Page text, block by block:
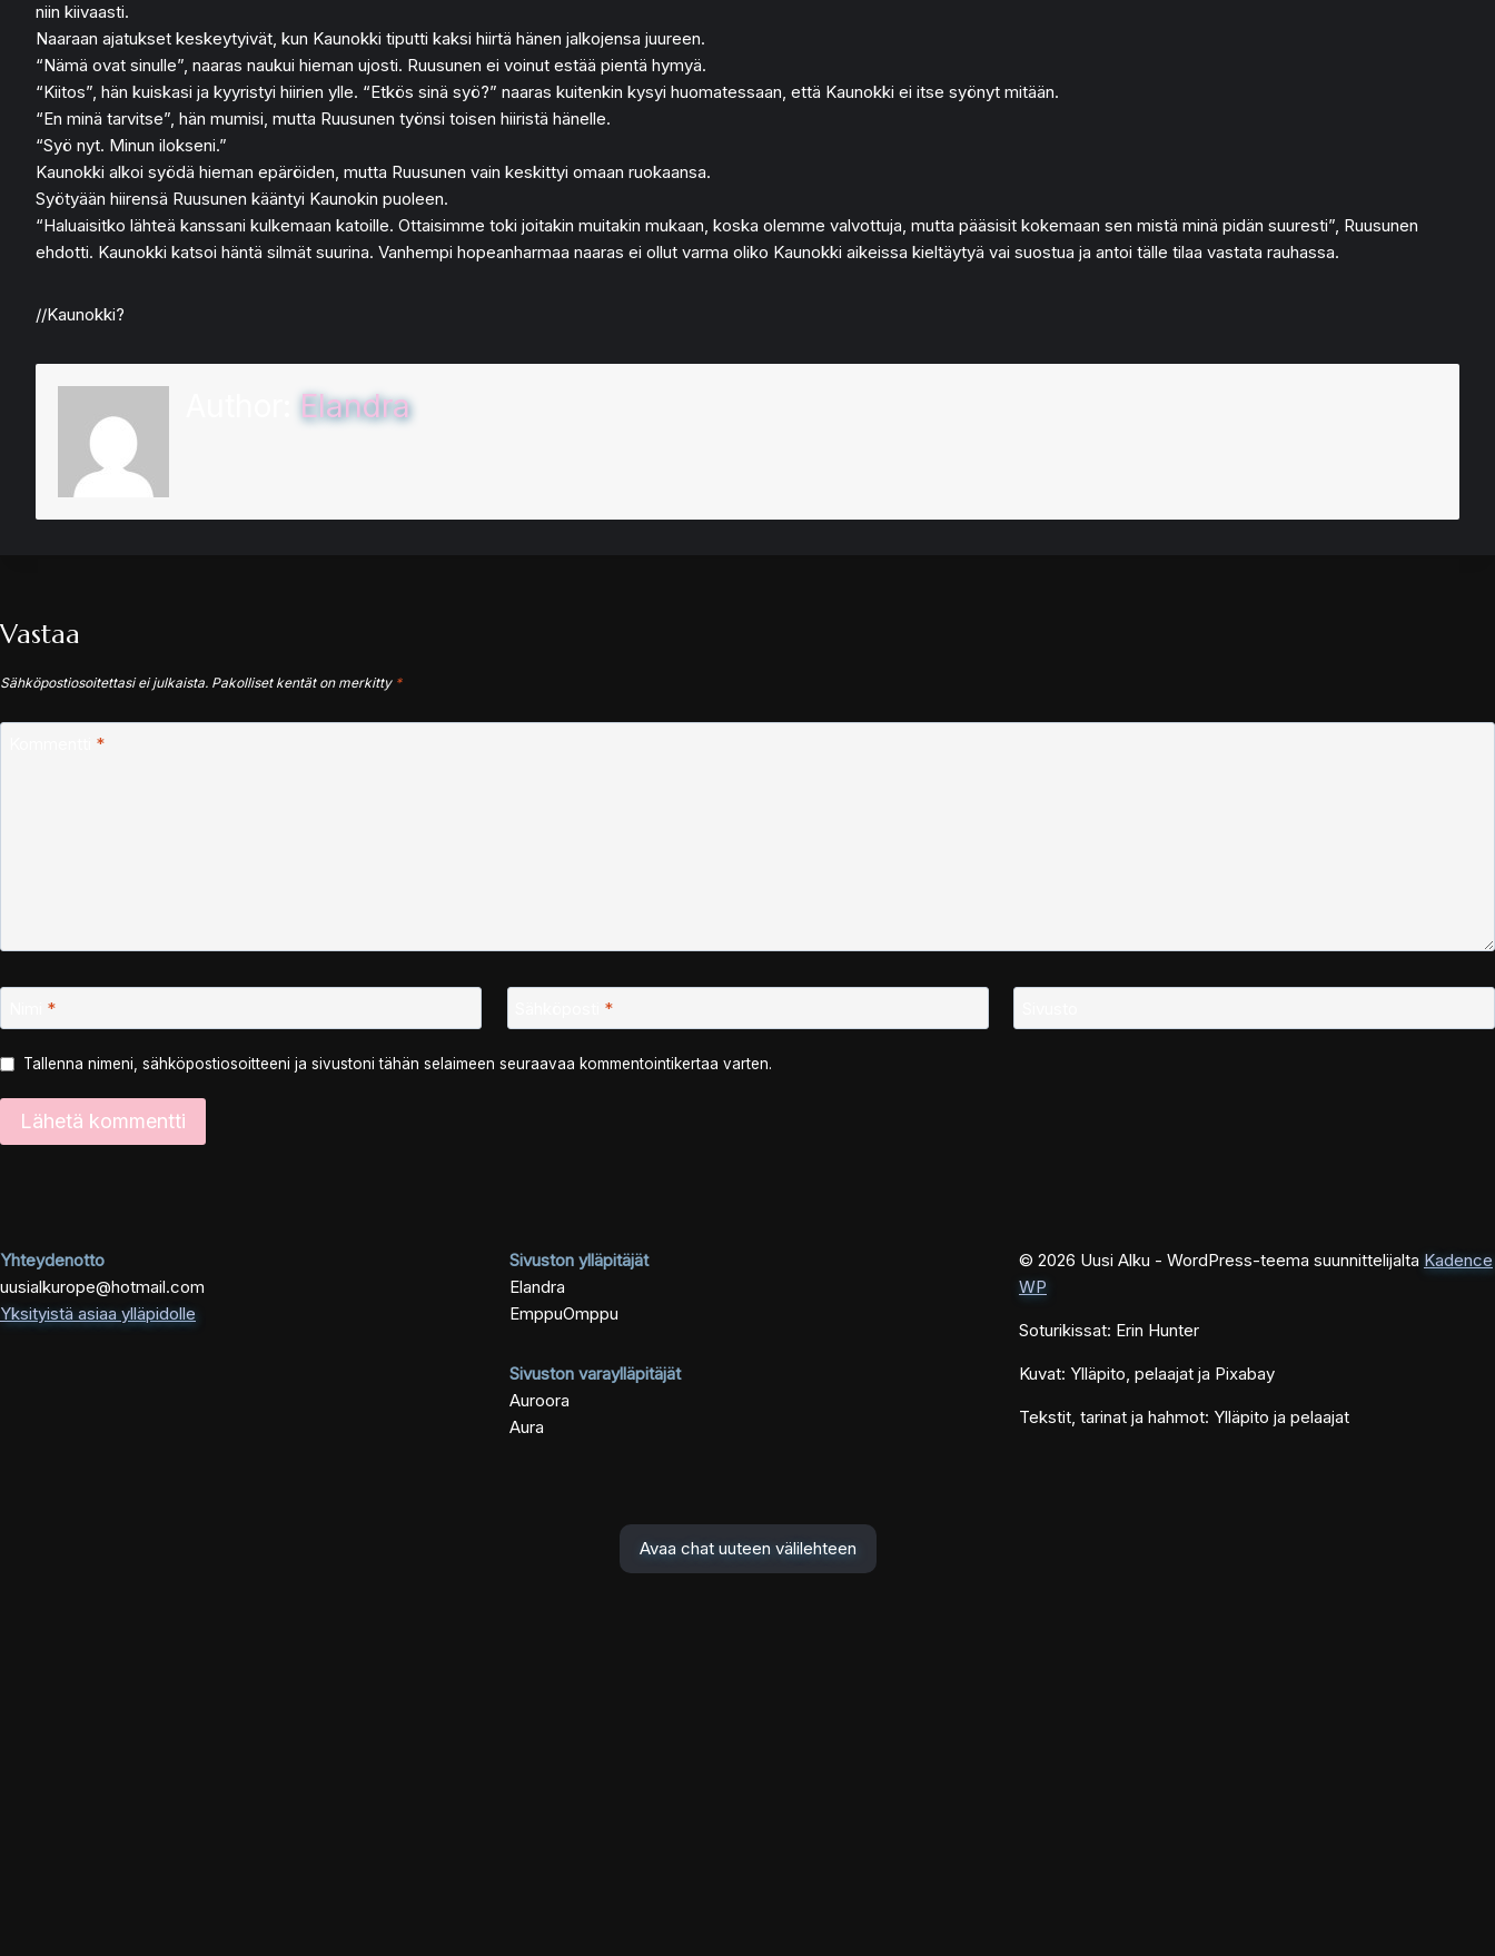
niin kiivaasti.
Naaraan ajatukset keskeytyivät, kun Kaunokki tiputti kaksi hiirtä hänen jalkojensa juureen.
“Nämä ovat sinulle”, naaras naukui hieman ujosti. Ruusunen ei voinut estää pientä hymyä.
“Kiitos”, hän kuiskasi ja kyyristyi hiirien ylle. “Etkös sinä syö?” naaras kuitenkin kysyi huomatessaan, että Kaunokki ei itse syönyt mitään.
“En minä tarvitse”, hän mumisi, mutta Ruusunen työnsi toisen hiiristä hänelle.
“Syö nyt. Minun ilokseni.”
Kaunokki alkoi syödä hieman epäröiden, mutta Ruusunen vain keskittyi omaan ruokaansa.
Syötyään hiirensä Ruusunen kääntyi Kaunokin puoleen.
“Haluaisitko lähteä kanssani kulkemaan katoille. Ottaisimme toki joitakin muitakin mukaan, koska olemme valvottuja, mutta pääsisit kokemaan sen mistä minä pidän suuresti”, Ruusunen
ehdotti. Kaunokki katsoi häntä silmät suurina. Vanhempi hopeanharmaa naaras ei ollut varma oliko Kaunokki aikeissa kieltäytyä vai suostua ja antoi tälle tilaa vastata rauhassa.
//Kaunokki?
Elandra
Vastaa
Sähköpostiosoitettasi ei julkaista. Pakolliset kentät on merkitty *
*
* *
Tallenna nimeni, sähköpostiosoitteeni ja sivustoni tähän selaimeen seuraavaa kommentointikertaa varten.
Yhteydenotto
uusialkurope@hotmail.com
Yksityistä asiaa ylläpidolle
Sivuston ylläpitäjät
Elandra
EmppuOmppu
Sivuston varaylläpitäjät
Auroora
Aura
© 2026 Uusi Alku - WordPress-teema suunnittelijalta Kadence
WP
Soturikissat: Erin Hunter
Kuvat: Ylläpito, pelaajat ja Pixabay
Tekstit, tarinat ja hahmot: Ylläpito ja pelaajat
Avaa chat uuteen välilehteen